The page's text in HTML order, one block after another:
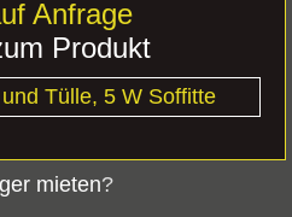
Anfrage
Tülle, 5 W Soffitte
Produkt
mieten?